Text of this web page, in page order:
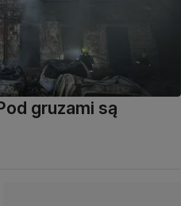
gruzami są